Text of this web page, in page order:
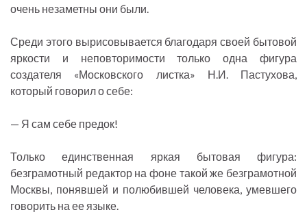
очень незаметны они были.
Среди этого вырисовывается благодаря своей бытовой
яркости и неповторимости только одна фигура
создателя «Московского листка» Н.И. Пастухова,
который говорил о себе:
— Я сам себе предок!
Только единственная яркая бытовая фигура:
безграмотный редактор на фоне такой же безграмотной
Москвы, понявшей и полюбившей человека, умевшего
говорить на ее языке.